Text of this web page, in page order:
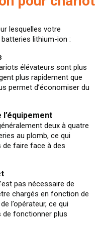
lesquelles votre
lithium-ion :
élévateurs sont plus
plus rapidement que
permet d’économiser du
deux à quatre
au plomb, ce qui
de faire face à des
pas nécessaire de
chargés en fonction de
l’opérateur, ce qui
de fonctionner plus